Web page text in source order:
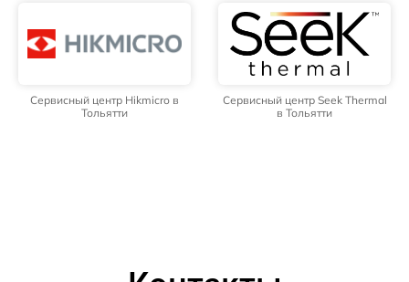
Сервисный центр Hikmicro в
Тольятти
Сервисный центр Seek Thermal
в Тольятти